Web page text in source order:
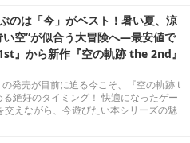
のは「今」がベスト！暑い夏、涼
い空”が似合う大冒険へ―最安値で
』から新作『空の軌跡 the 2nd』
の発売が目前に迫る今こそ、『空の軌跡 t
絶好のタイミング！ 快適になったゲー
交えながら、今遊びたい本シリーズの魅